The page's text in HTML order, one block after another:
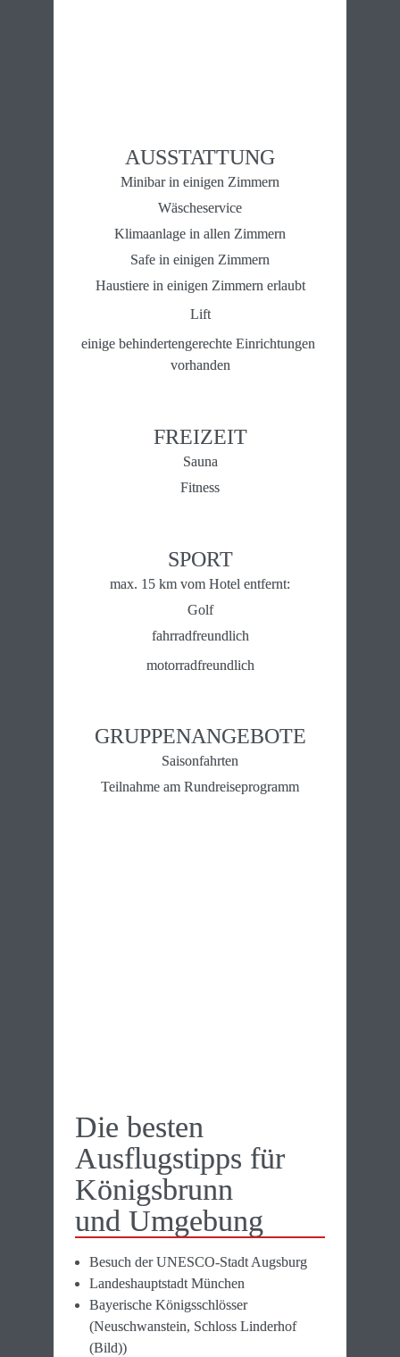
AUSSTATTUNG
Minibar in einigen Zimmern
Wäscheservice
Klimaanlage in allen Zimmern
Safe in einigen Zimmern
Haustiere in einigen Zimmern erlaubt
Lift
einige behindertengerechte Einrichtungen
vorhanden
FREIZEIT
Sauna
Fitness
SPORT
max. 15 km vom Hotel entfernt:
Golf
fahrradfreundlich
motorradfreundlich
GRUPPEN­ANGEBOTE
Saisonfahrten
Teilnahme am Rundreiseprogramm
Die besten
Ausflugs­tipps für
Königs­brunn
und Um­gebung
Besuch der UNESCO-Stadt Augsburg
Landeshauptstadt München
Bayerische Königsschlösser
(Neuschwanstein, Schloss Linderhof
(Bild))